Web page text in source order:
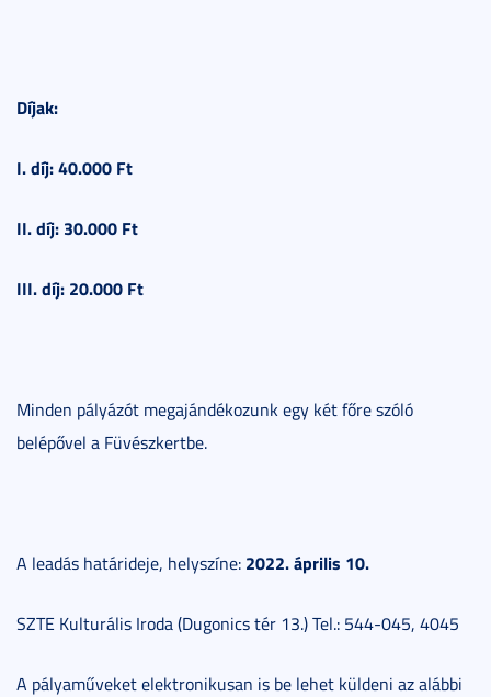
Díjak:
I. díj: 40.000 Ft
II. díj: 30.000 Ft
III. díj: 20.000 Ft
Minden pályázót megajándékozunk egy két főre szóló
belépővel a Füvészkertbe.
A leadás határideje, helyszíne: 2022. április 10.
SZTE Kulturális Iroda (Dugonics tér 13.) Tel.: 544-045, 4045
A pályaműveket elektronikusan is be lehet küldeni az alábbi